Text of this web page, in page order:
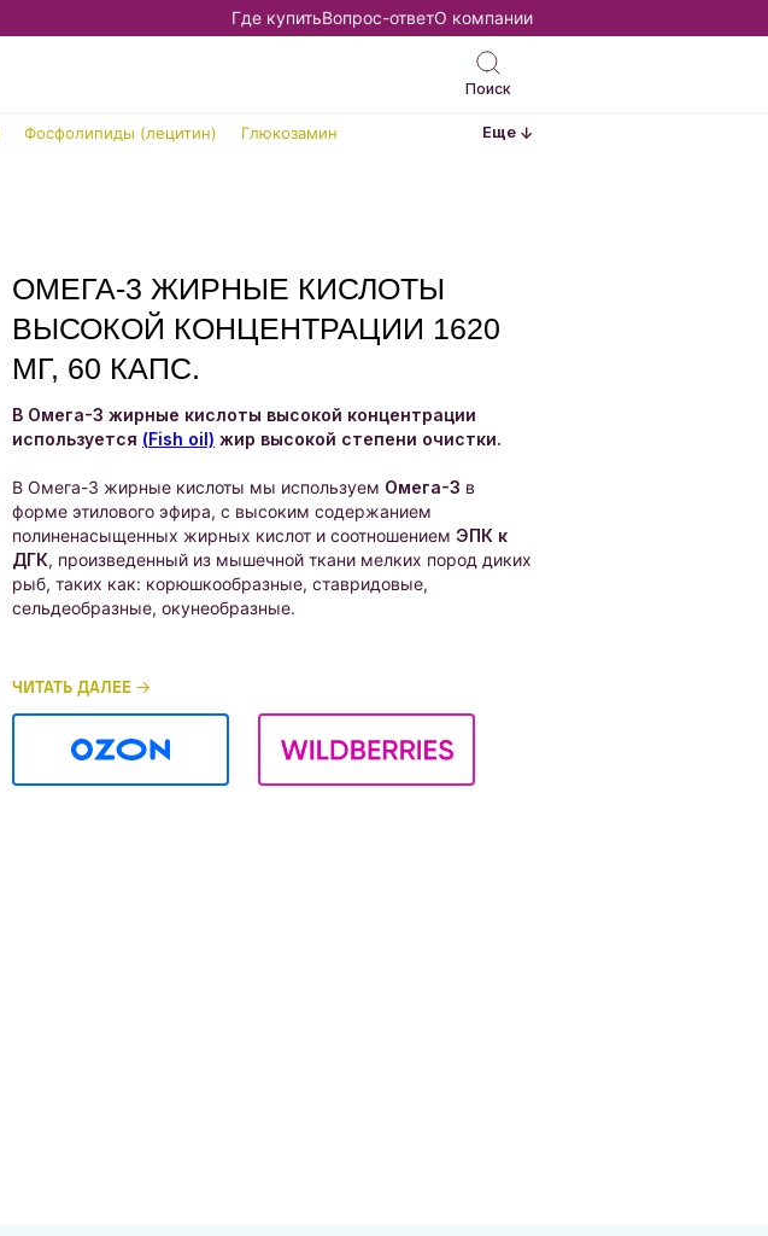
Где купитьВопрос-ответО компании
Поиск
Фосфолипиды (лецитин) Глюкозамин Еще
ОМЕГА-3 ЖИРНЫЕ КИСЛОТЫ
ВЫСОКОЙ КОНЦЕНТРАЦИИ 1620
МГ, 60 КАПС.
В Омега-3 жирные кислоты высокой концентрации
используется (Fish oil) жир высокой степени очистки.
В Омега-3 жирные кислоты мы используем Омега-3 в
форме этилового эфира, с высоким содержанием
полиненасыщенных жирных кислот и соотношением ЭПК к
ДГК, произведенный из мышечной ткани мелких пород диких
рыб, таких как: корюшкообразные, ставридовые,
сельдеобразные, окунеобразные.
ЧИТАТЬ ДАЛЕЕ